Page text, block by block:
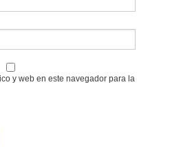
y web en este navegador para la